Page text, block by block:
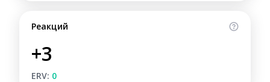
Реакций
+3
ERV: 0